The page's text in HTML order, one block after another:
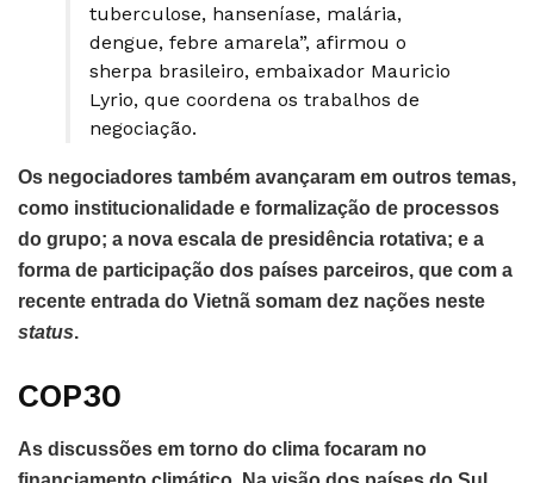
tuberculose, hanseníase, malária,
dengue, febre amarela”, afirmou o
sherpa brasileiro, embaixador Mauricio
Lyrio, que coordena os trabalhos de
negociação.
Os negociadores também avançaram em outros temas,
como institucionalidade e formalização de processos
do grupo; a nova escala de presidência rotativa; e a
forma de participação dos países parceiros, que com a
recente entrada do Vietnã somam dez nações neste
status.
COP30
As discussões em torno do clima focaram no